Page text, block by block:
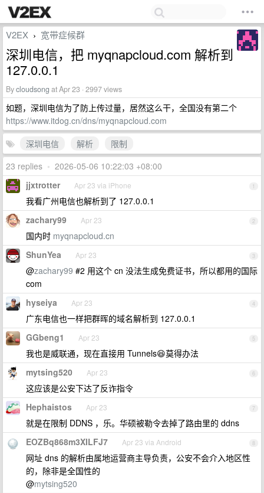
V2EX › 宽带症候群
深圳电信，把 myqnapcloud.com 解析到
127.0.0.1
Bycloudsong at Apr 23 · 2997 views
如题，深圳电信为了防上传过量，居然这么干，全国没有第二个
https://www.itdog.cn/dns/myqnapcloud.com
深圳电信
解析
限制
23 replies • 2026-05-06 10:22:03 +08:00
1
jjxtrotter Apr 23 via iPhone
我看广州电信也解析到了 127.0.0.1
2
zachary99 Apr 23
国内时 myqnapcloud.cn
3
ShunYea Apr 23
@zachary99 #2 用这个 cn 没法生成免费证书，所以都用的国际
com
4
hyseiya Apr 23
广东电信也一样把群晖的域名解析到 127.0.0.1
5
GGbeng1 Apr 23
我也是威联通，现在直接用 Tunnels😆莫得办法
6
mytsing520 Apr 23
这应该是公安下达了反诈指令
7
Hephaistos Apr 23
就是在限制 DDNS ，乐。华硕被勒令去掉了路由里的 ddns
8
EOZBq868m3XILFJ7 Apr 23 via Android
网址 dns 的解析由属地运营商主导负责，公安不会介入地区性
的，除非是全国性的
@mytsing520